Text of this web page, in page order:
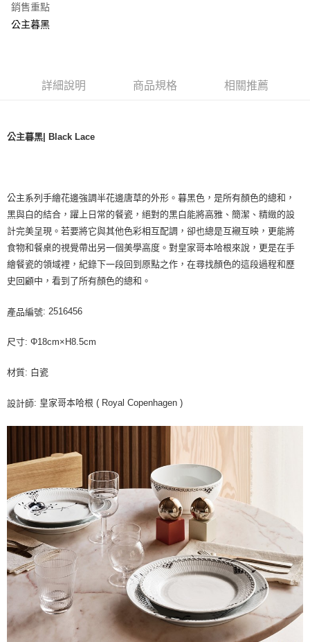
銷售重點
公主暮黑
詳細說明 商品規格 相關推薦
公主暮黑| Black Lace
公主系列手繪花邊強調半花邊唐草的外形。暮黑色，是所有顏色的總和，
黑與白的結合，躍上日常的餐瓷，絕對的黑白能將高雅、簡潔、精緻的設
計完美呈現。若要將它與其他色彩相互配調，卻也總是互襯互映，更能將
食物和餐桌的視覺帶出另一個美學高度。對皇家哥本哈根來說，更是在手
繪餐瓷的領域裡，紀錄下一段回到原點之作，在尋找顏色的這段過程和歷
史回顧中，看到了所有顏色的總和。
產品編號: 2516456
尺寸: Φ18cm×H8.5cm
材質: 白瓷
設計師: 皇家哥本哈根 ( Royal Copenhagen )